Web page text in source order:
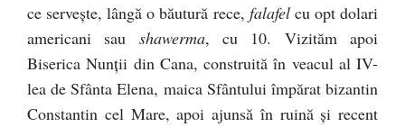
ce serveşte, lângă o băutură rece, falafelcu opt dolari
americani sau shawerma, cu 10. Vizităm apoi
Biserica Nunţii din Cana, construită în veacul al IV-
lea de Sfânta Elena, maica Sfântului împărat bizantin
Constantin cel Mare, apoi ajunsă în ruină şi recent